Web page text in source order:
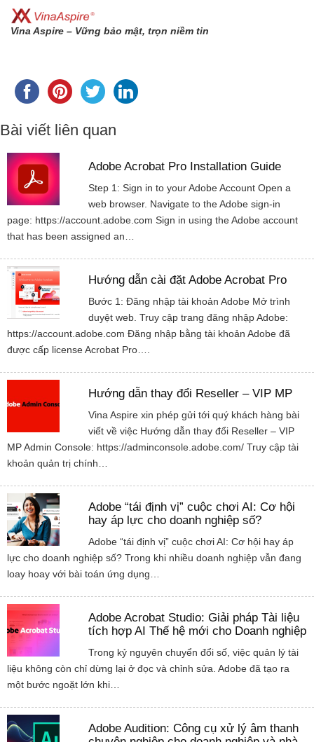
Vina Aspire – Vững bảo mật, trọn niềm tin
Bài viết liên quan
Adobe Acrobat Pro Installation Guide
Step 1: Sign in to your Adobe Account Open a
web browser. Navigate to the Adobe sign-in
page: https://account.adobe.com Sign in using the Adobe account
that has been assigned an…
Hướng dẫn cài đặt Adobe Acrobat Pro
Bước 1: Đăng nhập tài khoản Adobe Mở trình
duyệt web. Truy cập trang đăng nhập Adobe:
https://account.adobe.com Đăng nhập bằng tài khoản Adobe đã
được cấp license Acrobat Pro….
Hướng dẫn thay đổi Reseller – VIP MP
Vina Aspire xin phép gửi tới quý khách hàng bài
viết về việc Hướng dẫn thay đổi Reseller – VIP
MP Admin Console: https://adminconsole.adobe.com/ Truy cập tài
khoản quản trị chính…
Adobe “tái định vị” cuộc chơi AI: Cơ hội
hay áp lực cho doanh nghiệp số?
Adobe “tái định vị” cuộc chơi AI: Cơ hội hay áp
lực cho doanh nghiệp số? Trong khi nhiều doanh nghiệp vẫn đang
loay hoay với bài toán ứng dụng…
Adobe Acrobat Studio: Giải pháp Tài liệu
tích hợp AI Thế hệ mới cho Doanh nghiệp
Trong kỷ nguyên chuyển đổi số, việc quản lý tài
liệu không còn chỉ dừng lại ở đọc và chỉnh sửa. Adobe đã tạo ra
một bước ngoặt lớn khi…
Adobe Audition: Công cụ xử lý âm thanh